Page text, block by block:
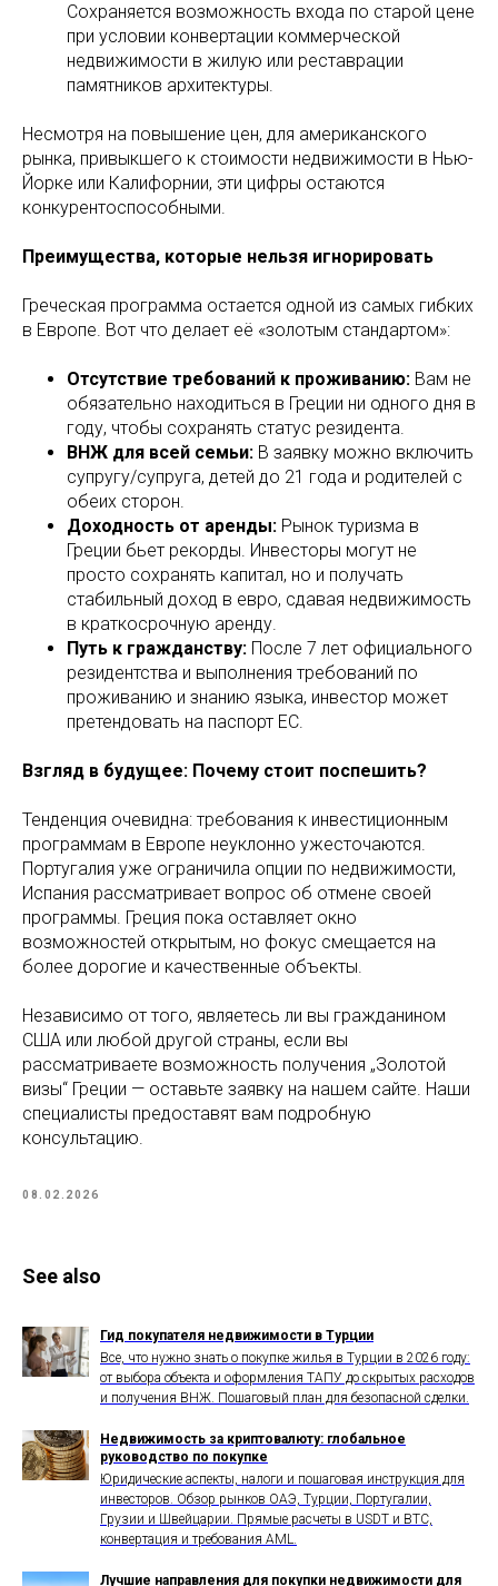
Сохраняется возможность входа по старой цене
при условии конвертации коммерческой
недвижимости в жилую или реставрации
памятников архитектуры.
Несмотря на повышение цен, для американского
рынка, привыкшего к стоимости недвижимости в Нью-
Йорке или Калифорнии, эти цифры остаются
конкурентоспособными.
Преимущества, которые нельзя игнорировать
Греческая программа остается одной из самых гибких
в Европе. Вот что делает её «золотым стандартом»:
Отсутствие требований к проживанию: Вам не
обязательно находиться в Греции ни одного дня в
году, чтобы сохранять статус резидента.
ВНЖ для всей семьи: В заявку можно включить
супругу/супруга, детей до 21 года и родителей с
обеих сторон.
Доходность от аренды: Рынок туризма в
Греции бьет рекорды. Инвесторы могут не
просто сохранять капитал, но и получать
стабильный доход в евро, сдавая недвижимость
в краткосрочную аренду.
Путь к гражданству: После 7 лет официального
резидентства и выполнения требований по
проживанию и знанию языка, инвестор может
претендовать на паспорт ЕС.
Взгляд в будущее: Почему стоит поспешить?
Тенденция очевидна: требования к инвестиционным
программам в Европе неуклонно ужесточаются.
Португалия уже ограничила опции по недвижимости,
Испания рассматривает вопрос об отмене своей
программы. Греция пока оставляет окно
возможностей открытым, но фокус смещается на
более дорогие и качественные объекты.
Независимо от того, являетесь ли вы гражданином
США или любой другой страны, если вы
рассматриваете возможность получения „Золотой
визы“ Греции — оставьте заявку на нашем сайте. Наши
специалисты предоставят вам подробную
консультацию.
08.02.2026
See also
Гид покупателя недвижимости в Турции
Все, что нужно знать о покупке жилья в Турции в 2026 году:
от выбора объекта и оформления ТАПУ до скрытых расходов
и получения ВНЖ. Пошаговый план для безопасной сделки.
Недвижимость за криптовалюту: глобальное
руководство по покупке
Юридические аспекты, налоги и пошаговая инструкция для
инвесторов. Обзор рынков ОАЭ, Турции, Португалии,
Грузии и Швейцарии. Прямые расчеты в USDT и BTC,
конвертация и требования AML.
Лучшие направления для покупки недвижимости для